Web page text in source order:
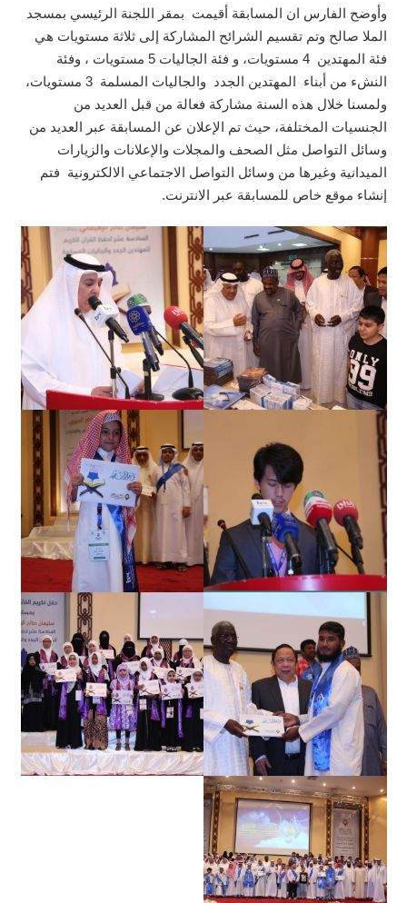
وأوضح الفارس ان المسابقة أقيمت بمقر اللجنة الرئيسي بمسجد
الملا صالح وتم تقسيم الشرائح المشاركة إلى ثلاثة مستويات هي
فئة المهتدين 4 مستويات، و فئة الجاليات 5 مستويات ، وفئة
النشء من أبناء المهتدين الجدد والجاليات المسلمة 3 مستويات،
ولمسنا خلال هذه السنة مشاركة فعالة من قبل العديد من
الجنسيات المختلفة، حيث تم الإعلان عن المسابقة عبر العديد من
وسائل التواصل مثل الصحف والمجلات والإعلانات والزيارات
الميدانية وغيرها من وسائل التواصل الاجتماعي الالكترونية فتم
إنشاء موقع خاص للمسابقة عبر الانترنت.